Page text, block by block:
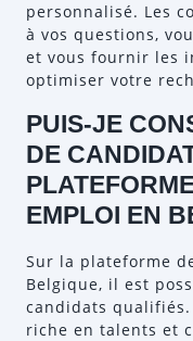
personnalisé. Les
à vos questions,
et vous fournir les
optimiser votre
PUIS-JE
DE
EMPLOI EN
Sur la plateforme
Belgique, il est
candidats qualifiés.
riche en talents et